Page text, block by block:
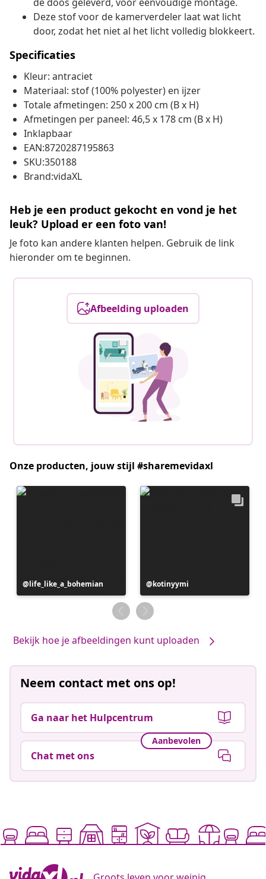
Deze stof voor de kamerverdeler laat wat licht
door, zodat het niet al het licht volledig blokkeert.
Specificaties
Kleur: antraciet
Materiaal: stof (100% polyester) en ijzer
Totale afmetingen: 250 x 200 cm (B x H)
Afmetingen per paneel: 46,5 x 178 cm (B x H)
Inklapbaar
EAN:8720287195863
SKU:350188
Brand:vidaXL
Heb je een product gekocht en vond je het
leuk? Upload er een foto van!
Je foto kan andere klanten helpen. Gebruik de link
hieronder om te beginnen.
Afbeelding uploaden
Onze producten, jouw stijl #sharemevidaxl
Bericht
gepubliceerd
life_like_a_bohemian
Bericht
gepubliceerd
door
kotinyymi
Bekijk hoe je afbeeldingen kunt uploaden
Neem contact met ons op!
Ga naar het Hulpcentrum
Aanbevolen
Chat met ons